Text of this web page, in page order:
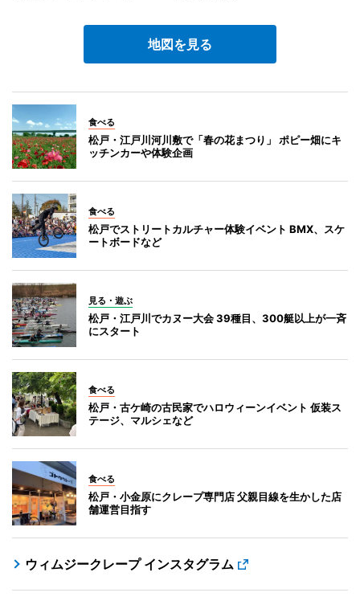
地図を見る
食べる
松戸・江戸川河川敷で「春の花まつり」 ポピー畑にキ
ッチンカーや体験企画
食べる
松戸でストリートカルチャー体験イベント BMX、スケ
ートボードなど
見る・遊ぶ
松戸・江戸川でカヌー大会 39種目、300艇以上が一斉
にスタート
食べる
松戸・古ケ崎の古民家でハロウィーンイベント 仮装ス
テージ、マルシェなど
食べる
松戸・小金原にクレープ専門店 父親目線を生かした店
舗運営目指す
ウィムジークレープ インスタグラム